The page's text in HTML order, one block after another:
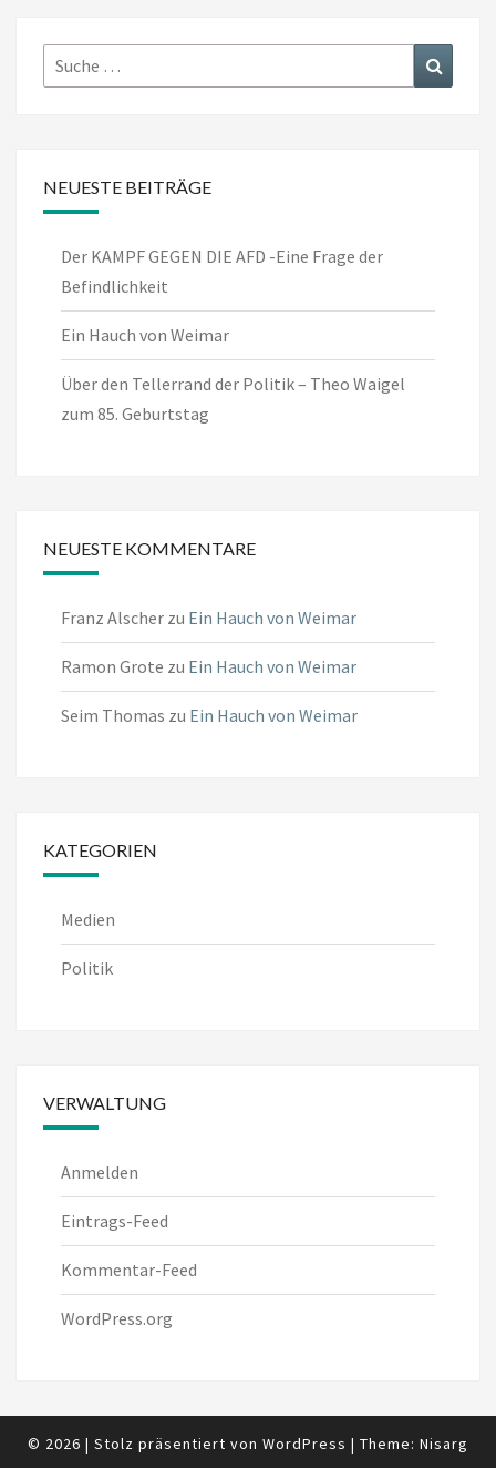
Suche
nach:
NEUESTE BEITRÄGE
Der KAMPF GEGEN DIE AFD -Eine Frage der
Befindlichkeit
Ein Hauch von Weimar
Über den Tellerrand der Politik – Theo Waigel
zum 85. Geburtstag
NEUESTE KOMMENTARE
Franz Alscher zu Ein Hauch von Weimar
Ramon Grote zu Ein Hauch von Weimar
Seim Thomas zu Ein Hauch von Weimar
KATEGORIEN
Medien
Politik
VERWALTUNG
Anmelden
Eintrags-Feed
Kommentar-Feed
WordPress.org
© 2026 | Stolz präsentiert von WordPress | Theme: Nisarg